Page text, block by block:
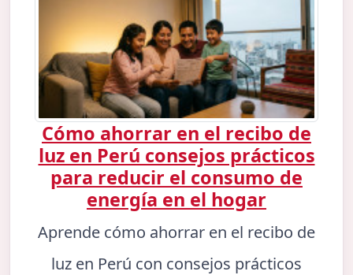
Cómo ahorrar en el recibo de
luz en Perú consejos prácticos
para reducir el consumo de
energía en el hogar
Aprende cómo ahorrar en el recibo de
luz en Perú con consejos prácticos